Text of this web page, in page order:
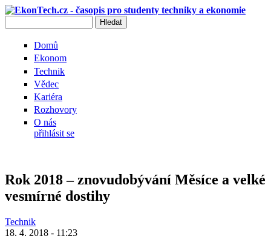
Přejít k hlavnímu obsahu
Domů
Ekonom
Technik
Vědec
Kariéra
Rozhovory
O nás
přihlásit se
Rok 2018 – znovudobývání Měsíce a velké
vesmírné dostihy
Technik
18. 4. 2018 - 11:23